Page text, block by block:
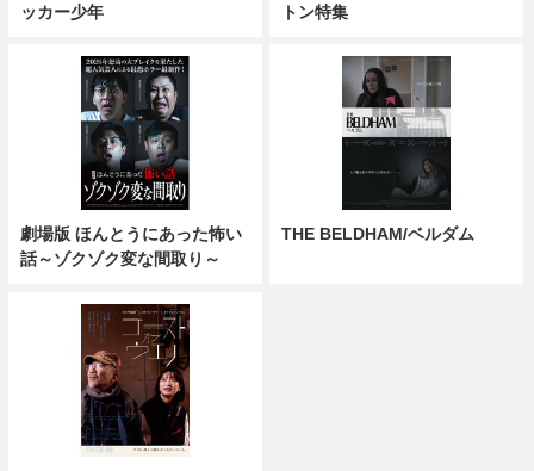
ッカー少年
トン特集
劇場版 ほんとうにあった怖い
話～ゾクゾク変な間取り～
THE BELDHAM/ベルダム